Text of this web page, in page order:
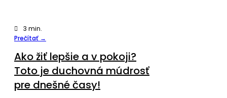
3 min.
Prečítať →
Ako žiť lepšie a v pokoji?
Toto je duchovná múdrosť
pre dnešné časy!